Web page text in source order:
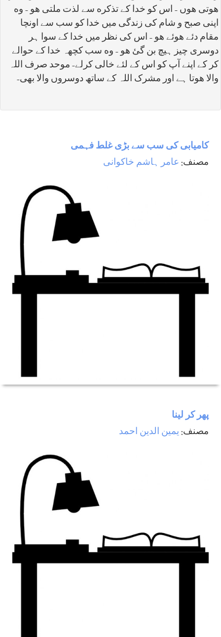
هوتی هوں - اس کو خدا کے تذکره سے لذت ملتی هو - وه
اپنی صبح و شام کی زندگی میں خدا کو سب سے اونچا
مقام دئے هوئے هو - اس کی نظر میں خدا کے سوا ہر
دوسری چیز ہیچ بن گئ هو - وه سب کچهہ خدا کے حوالے
کر کے اپنے آپ کو اس کے لئے خالی کرلے- موحد صرف اللہ
والا هوتا ہے اور مشرک اللہ کے ساتھ دوسروں والا بهی-
کامیابی کی سب سے بڑی غلط فہمی
مصنف: عامر ہاشم خاکوانی
پھر كر لينا
مصنف:يمين الدين احمد